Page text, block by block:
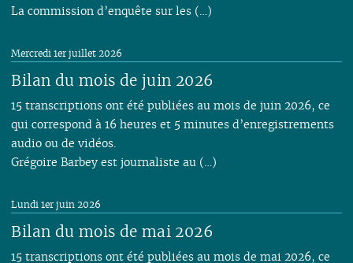
La commission d’enquête sur les (…)
Bilan du mois de juin 2026
Mercredi 1er juillet 2026
15 transcriptions ont été publiées au mois de juin 2026, ce
qui correspond à 16 heures et 5 minutes d’enregistrements
audio ou de vidéos.
Grégoire Barbey est journaliste au (…)
Bilan du mois de mai 2026
Lundi 1er juin 2026
15 transcriptions ont été publiées au mois de mai 2026, ce